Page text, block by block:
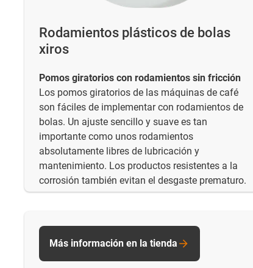
Rodamientos plásticos de bolas
xiros
Pomos giratorios con rodamientos sin fricción
Los pomos giratorios de las máquinas de café
son fáciles de implementar con rodamientos de
bolas. Un ajuste sencillo y suave es tan
importante como unos rodamientos
absolutamente libres de lubricación y
mantenimiento. Los productos resistentes a la
corrosión también evitan el desgaste prematuro.
Más información en la tienda